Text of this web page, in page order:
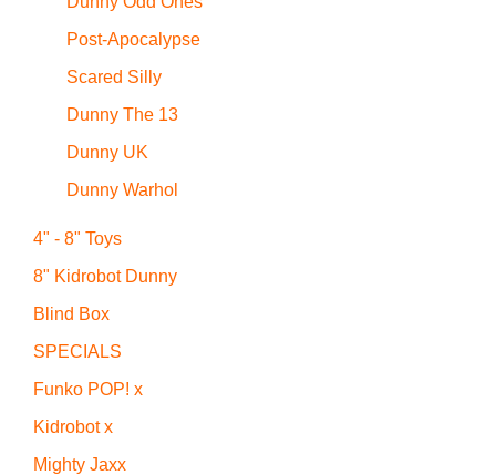
Post-Apocalypse
Scared Silly
Dunny The 13
Dunny UK
Dunny Warhol
4" - 8" Toys
8" Kidrobot Dunny
Blind Box
SPECIALS
Funko POP! x
Kidrobot x
Mighty Jaxx